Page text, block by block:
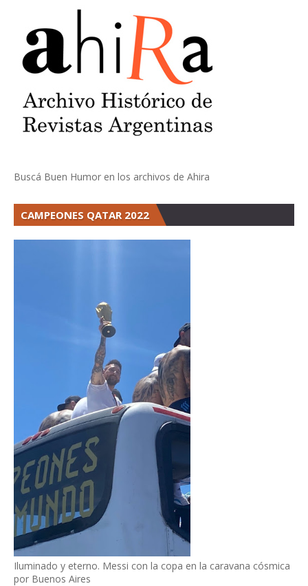
Buscá Buen Humor en los archivos de Ahira
CAMPEONES QATAR 2022
Iluminado y eterno. Messi con la copa en la caravana cósmica
por Buenos Aires